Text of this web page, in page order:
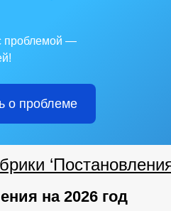
проблемой —
о проблеме
на 2026 год